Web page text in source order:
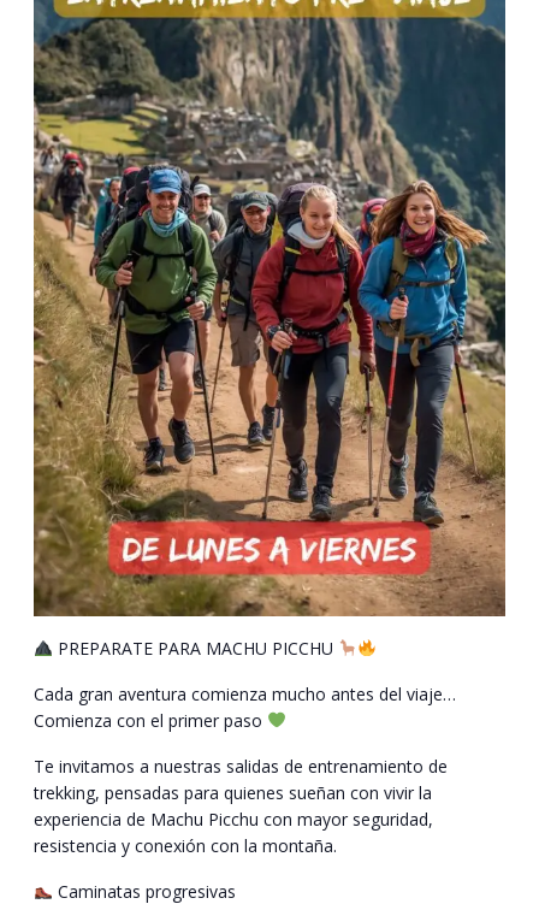
PREPARATE PARA MACHU PICCHU
Cada gran aventura comienza mucho antes del viaje…
Comienza con el primer paso
Te invitamos a nuestras salidas de entrenamiento de
trekking, pensadas para quienes sueñan con vivir la
experiencia de Machu Picchu con mayor seguridad,
resistencia y conexión con la montaña.
Caminatas progresivas